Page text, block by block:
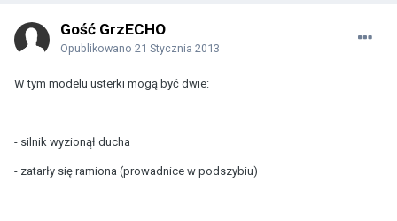
Gość GrzECHO
Opublikowano 21 Stycznia 2013
W tym modelu usterki mogą być dwie:
- silnik wyzionął ducha
- zatarły się ramiona (prowadnice w podszybiu)